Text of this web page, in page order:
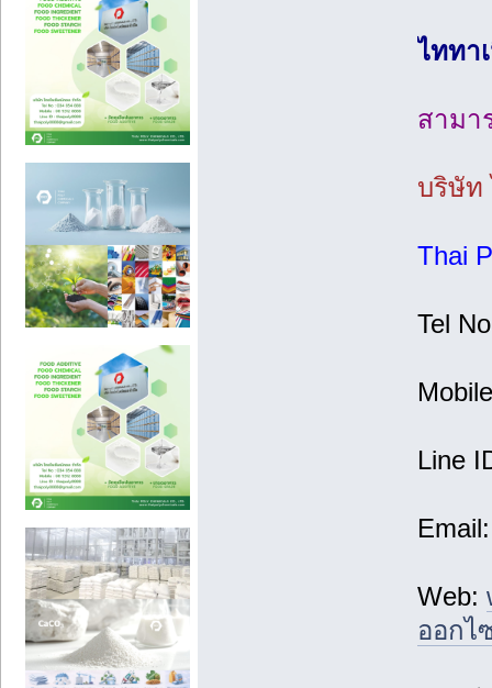
ไททา
สามา
บริษัท
Thai
Tel
Line
Email:
Web:
ออกไ